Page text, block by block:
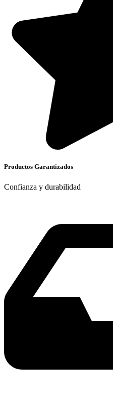
Productos Garantizados
Confianza y durabilidad